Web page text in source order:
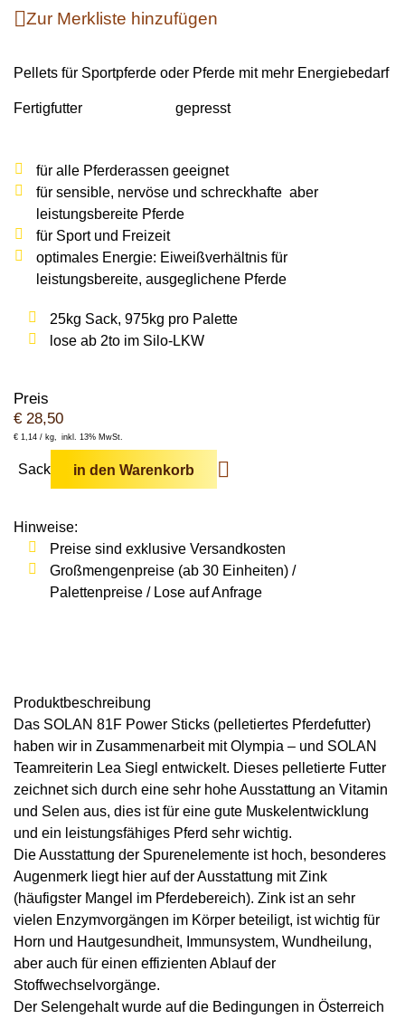
Einstreu
Enten & Gänse
Rassegeflügel
Ziegen
Katzen
SOLAN-VET
Rohstoffe & Einzelfuttermittel
Hygieneprodukte
Einstreu
Siliermittel
Werbeartikel
Zur Merkliste hinzufügen
Pellets für Sportpferde oder Pferde mit mehr Energiebedarf
Fertigfutter gepresst
für alle Pferderassen geeignet
für sensible, nervöse und schreckhafte aber
leistungsbereite Pferde
für Sportund Freizeit
optimales Energie: Eiweißverhältnis für
leistungsbereite, ausgeglichene Pferde
25kg Sack, 975kg pro Palette
lose ab 2to im Silo-LKW
Preis
€ 28,50
€ 1,14 / kg inkl. 13% MwSt.
Sack in den Warenkorb
Hinweise:
Preise sind exklusive Versandkosten
Großmengenpreise (ab 30 Einheiten) /
Palettenpreise / Lose auf Anfrage
Produkt­beschreibung
Das SOLAN 81F Power Sticks (pelletiertes Pferdefutter)
haben wir in Zusammenarbeit mit Olympia – und SOLAN
Teamreiterin Lea Siegl entwickelt. Dieses pelletierte Futter
zeichnet sich durch eine sehr hohe Ausstattung an Vitamin
und Selen aus, dies ist für eine gute Muskelentwicklung
und ein leistungsfähiges Pferd sehr wichtig.
Die Ausstattung der Spurenelemente ist hoch, besonderes
Augenmerk liegt hier auf der Ausstattung mit Zink
(häufigster Mangel im Pferdebereich). Zink ist an sehr
vielen Enzymvorgängen im Körper beteiligt, ist wichtig für
Horn und Hautgesundheit, Immunsystem, Wundheilung,
aber auch für einen effizienten Ablauf der
Stoffwechselvorgänge.
Der Selengehalt wurde auf die Bedingungen in Österreich